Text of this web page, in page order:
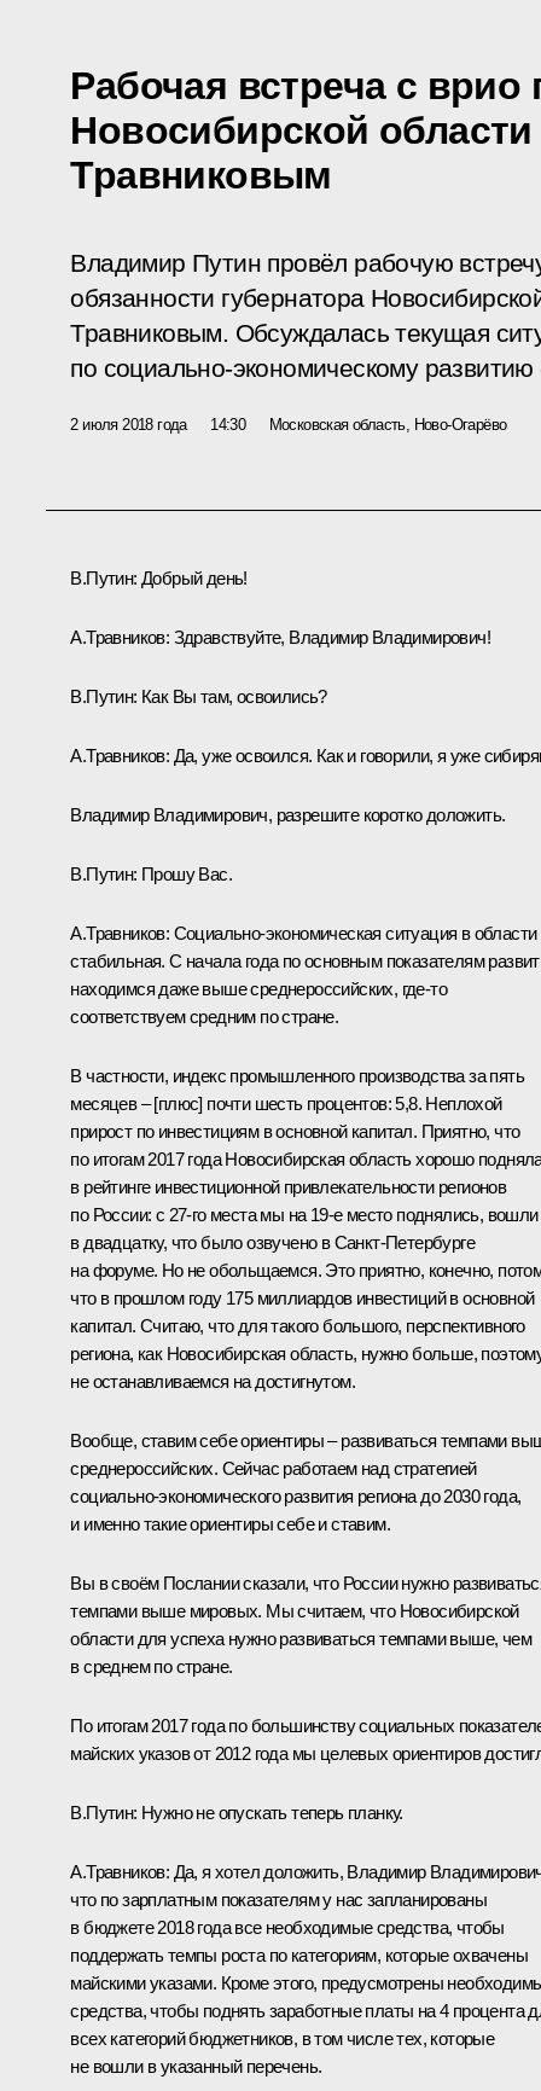
Рабочая встреча с врио
Новосибирской
Травниковым
Владимир Путин провёл рабочую
обязанности губернатора
Травниковым. Обсуждалась текущая
по социально-экономическому развитию
2 июля 2018 года 14:30 Московская область, Ново-Огарёво
В.Путин: Добрый день!
А.Травников: Здравствуйте, Владимир Владимирович!
В.Путин: Как Вы там, освоились?
А.Травников: Да, уже освоился. Как и говорили, я уже
Владимир Владимирович, разрешите коротко доложить.
В.Путин: Прошу Вас.
А.Травников: Социально-экономическая ситуация в области
стабильная. С начала года по основным показателям
находимся даже выше среднероссийских, где‑то
соответствуем средним по стране.
В частности, индекс промышленного производства за пять
месяцев – [плюс] почти шесть процентов: 5,8. Неплохой
прирост по инвестициям в основной капитал. Приятно, что
по итогам 2017 года Новосибирская область хорошо
в рейтинге инвестиционной привлекательности регионов
по России: с 27‑го места мы на 19‑е место поднялись, вошли
в двадцатку, что было озвучено в Санкт-Петербурге
на форуме. Но не обольщаемся. Это приятно, конечно,
что в прошлом году 175 миллиардов инвестиций в основной
капитал. Считаю, что для такого большого, перспективного
региона, как Новосибирская область, нужно больше,
не останавливаемся на достигнутом.
Вообще, ставим себе ориентиры – развиваться темпами
среднероссийских. Сейчас работаем над стратегией
социально-экономического развития региона до 2030 года,
и именно такие ориентиры себе и ставим.
Вы в своём Послании сказали, что России нужно
темпами выше мировых. Мы считаем, что Новосибирской
области для успеха нужно развиваться темпами выше, чем
в среднем по стране.
По итогам 2017 года по большинству социальных
майских указов от 2012 года мы целевых ориентиров
В.Путин: Нужно не опускать теперь планку.
А.Травников: Да, я хотел доложить, Владимир
что по зарплатным показателям у нас запланированы
в бюджете 2018 года все необходимые средства, чтобы
поддержать темпы роста по категориям, которые охвачены
майскими указами. Кроме этого, предусмотрены
средства, чтобы поднять заработные платы на 4 процента
всех категорий бюджетников, в том числе тех, которые
не вошли в указанный перечень.